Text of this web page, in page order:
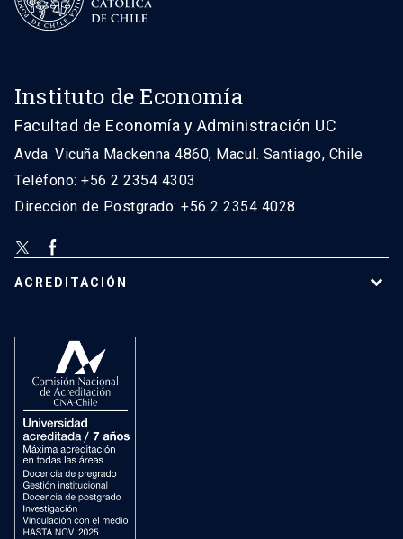
Instituto de Economía
Facultad de Economía y Administración UC
Avda. Vicuña Mackenna 4860, Macul. Santiago, Chile
Teléfono: +56 2 2354 4303
Dirección de Postgrado: +56 2 2354 4028
ACREDITACIÓN